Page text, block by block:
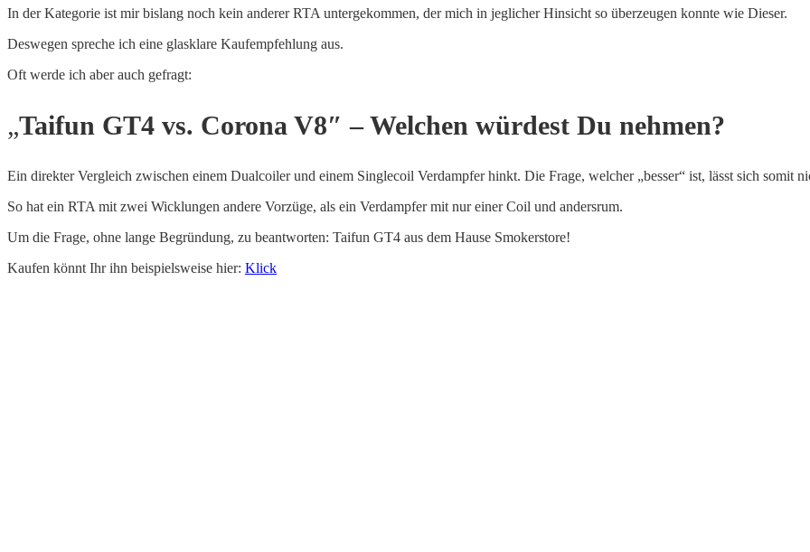
In der Kategorie ist mir bislang noch kein anderer RTA untergekommen, der mich in jeglicher Hinsicht so überzeugen konnte wie Dieser.
Deswegen spreche ich eine glasklare Kaufempfehlung aus.
Oft werde ich aber auch gefragt:
„Taifun GT4 vs. Corona V8″ – Welchen würdest Du nehmen?
Ein direkter Vergleich zwischen einem Dualcoiler und einem Singlecoil Verdampfer hinkt. Die Frage, welcher „besser“ ist, lässt sich somit
So hat ein RTA mit zwei Wicklungen andere Vorzüge, als ein Verdampfer mit nur einer Coil und andersrum.
Um die Frage, ohne lange Begründung, zu beantworten: Taifun GT4 aus dem Hause Smokerstore!
Kaufen könnt Ihr ihn beispielsweise hier: Klick